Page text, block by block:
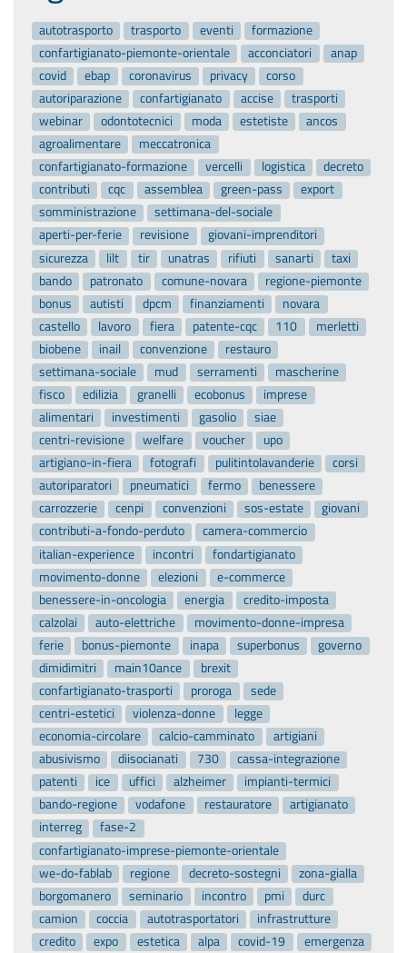
autotrasporto trasporto eventi
formazione
confartigianato-piemonte-orientale
acconciatori
anap
covid
ebap coronavirus privacy
corso
autoriparazione
confartigianato accise
trasporti
webinar
odontotecnici moda estetiste
ancos
agroalimentare
meccatronica
confartigianato-formazione
vercelli logistica
decreto
contributi
cqc assemblea green-pass
export
somministrazione
settimana-del-sociale
aperti-per-ferie
revisione
giovani-imprenditori
sicurezza
lilt tir unatras rifiuti sanarti
taxi
bando
patronato comune-novara
regione-piemonte
bonus
autisti dpcm finanziamenti
novara
castello
lavoro fiera patente-cqc 110
merletti
biobene
inail convenzione
restauro
settimana-sociale
mud serramenti
mascherine
fisco
edilizia granelli ecobonus
imprese
alimentari
investimenti gasolio
siae
centri-revisione
welfare voucher
upo
artigiano-in-fiera
fotografi pulitintolavanderie
corsi
autoriparatori
pneumatici fermo
benessere
carrozzerie
cenpi convenzioni sos-estate
giovani
contributi-a-fondo-perduto
camera-commercio
italian-experience
incontri
fondartigianato
movimento-donne
elezioni
e-commerce
benessere-in-oncologia
energia
credito-imposta
calzolai
auto-elettriche
movimento-donne-impresa
ferie
bonus-piemonte inapa superbonus
governo
dimidimitri
main10ance
brexit
confartigianato-trasporti
proroga
sede
centri-estetici
violenza-donne
legge
economia-circolare
calcio-camminato
artigiani
abusivismo
diisocianati 730
cassa-integrazione
patenti
ice uffici alzheimer
impianti-termici
bando-regione
vodafone restauratore
artigianato
interreg
fase-2
confartigianato-imprese-piemonte-orientale
we-do-fablab
regione decreto-sostegni
zona-gialla
borgomanero
seminario incontro pmi
durc
camion
coccia autotrasportatori
infrastrutture
credito
expo estetica alpa covid-19
emergenza